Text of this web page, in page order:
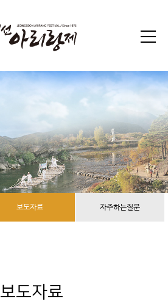
보도자료 자주하는질문
보도자료